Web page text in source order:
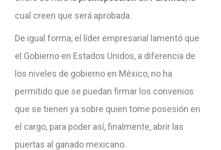
cual creen que será aprobada.
De igual forma, el líder empresarial lamentó que
el Gobierno en Estados Unidos, a diferencia de
los niveles de gobierno en México, no ha
permitido que se puedan firmar los convenios
que se tienen ya sobre quien tome posesión en
el cargo, para poder así, finalmente, abrir las
puertas al ganado mexicano.